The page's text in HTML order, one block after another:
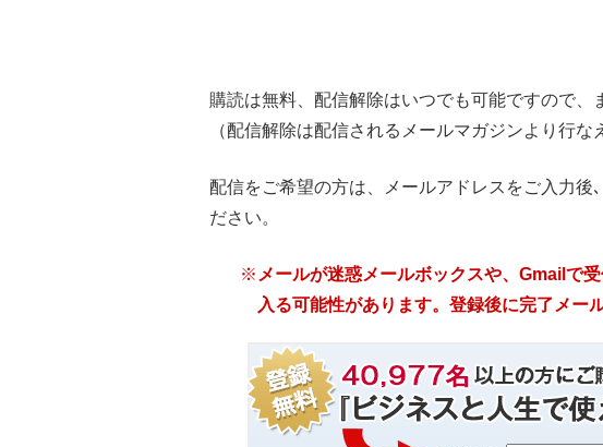
購読は無料、配信解除はいつでも可能ですので、
（配信解除は配信されるメールマガジンより行な
配信をご希望の方は、メールアドレスをご入力
ださい。
メールが迷惑メールボックスや、Gmailで
入る可能性があります。登録後に完了メー